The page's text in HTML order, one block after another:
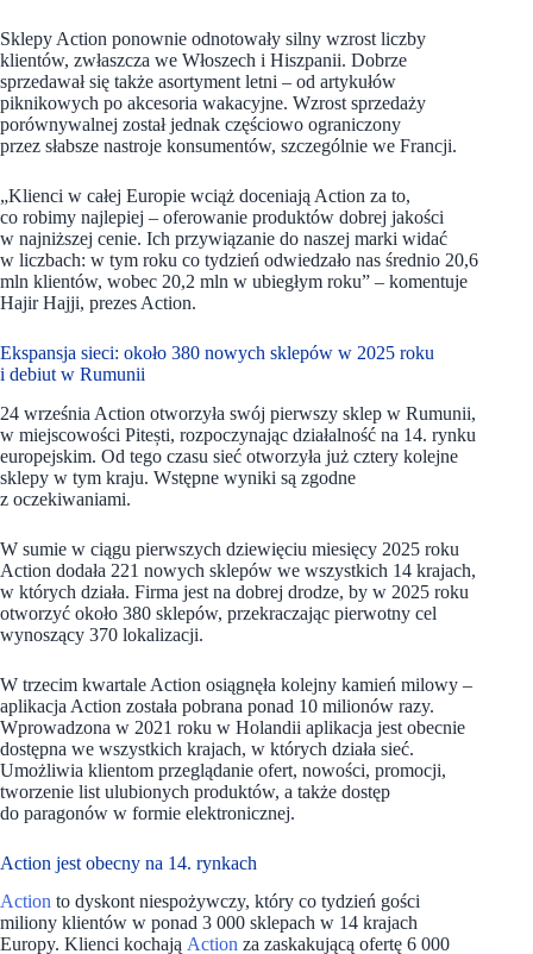
Sklepy Action ponownie odnotowały silny wzrost liczby
klientów, zwłaszcza we Włoszech i Hiszpanii. Dobrze
sprzedawał się także asortyment letni – od artykułów
piknikowych po akcesoria wakacyjne. Wzrost sprzedaży
porównywalnej został jednak częściowo ograniczony
przez słabsze nastroje konsumentów, szczególnie we Francji.
„Klienci w całej Europie wciąż doceniają Action za to,
co robimy najlepiej – oferowanie produktów dobrej jakości
w najniższej cenie. Ich przywiązanie do naszej marki widać
w liczbach: w tym roku co tydzień odwiedzało nas średnio 20,6
mln klientów, wobec 20,2 mln w ubiegłym roku” – komentuje
Hajir Hajji, prezes Action.
Ekspansja sieci: około 380 nowych sklepów w 2025 roku
i debiut w Rumunii
24 września Action otworzyła swój pierwszy sklep w Rumunii,
w miejscowości Pitești, rozpoczynając działalność na 14. rynku
europejskim. Od tego czasu sieć otworzyła już cztery kolejne
sklepy w tym kraju. Wstępne wyniki są zgodne
z oczekiwaniami.
W sumie w ciągu pierwszych dziewięciu miesięcy 2025 roku
Action dodała 221 nowych sklepów we wszystkich 14 krajach,
w których działa. Firma jest na dobrej drodze, by w 2025 roku
otworzyć około 380 sklepów, przekraczając pierwotny cel
wynoszący 370 lokalizacji.
W trzecim kwartale Action osiągnęła kolejny kamień milowy –
aplikacja Action została pobrana ponad 10 milionów razy.
Wprowadzona w 2021 roku w Holandii aplikacja jest obecnie
dostępna we wszystkich krajach, w których działa sieć.
Umożliwia klientom przeglądanie ofert, nowości, promocji,
tworzenie list ulubionych produktów, a także dostęp
do paragonów w formie elektronicznej.
Action jest obecny na 14. rynkach
Action to dyskont niespożywczy, który co tydzień gości
miliony klientów w ponad 3 000 sklepach w 14 krajach
Europy. Klienci kochają Action za zaskakującą ofertę 6 000